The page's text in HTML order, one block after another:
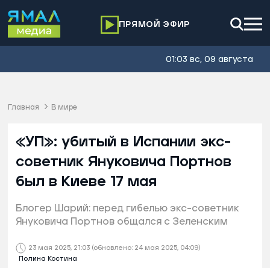
ПРЯМОЙ ЭФИР
01:03 вс, 09 августа
Главная В мире
23 мая 2025, 21:03 (обновлено: 24 мая 2025, 04:09)
Полина Костина
«УП»: убитый в Испании экс-
советник Януковича Портнов
был в Киеве 17 мая
Блогер Шарий: перед гибелью экс-советник
Януковича Портнов общался с Зеленским